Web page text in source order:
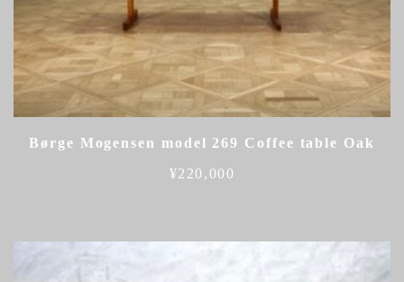
Børge Mogensen model 269 Coffee table Oak
¥220,000